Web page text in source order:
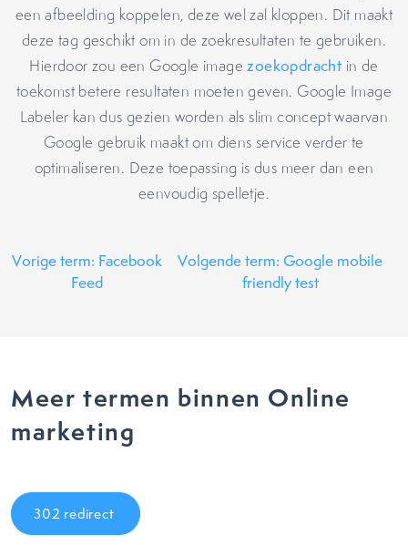
een afbeelding koppelen, deze wel zal kloppen. Dit maakt
deze tag geschikt om in de zoekresultaten te gebruiken.
Hierdoor zou een Google imagezoekopdracht in de
toekomst betere resultaten moeten geven. Google Image
Labeler kan dus gezien worden als slim concept waarvan
Google gebruik maakt om diens service verder te
optimaliseren. Deze toepassing is dus meer dan een
eenvoudig spelletje.
Vorige term: Facebook
Feed
Volgende term: Google mobile
friendly test
Meer termen binnen Online
marketing
302 redirect